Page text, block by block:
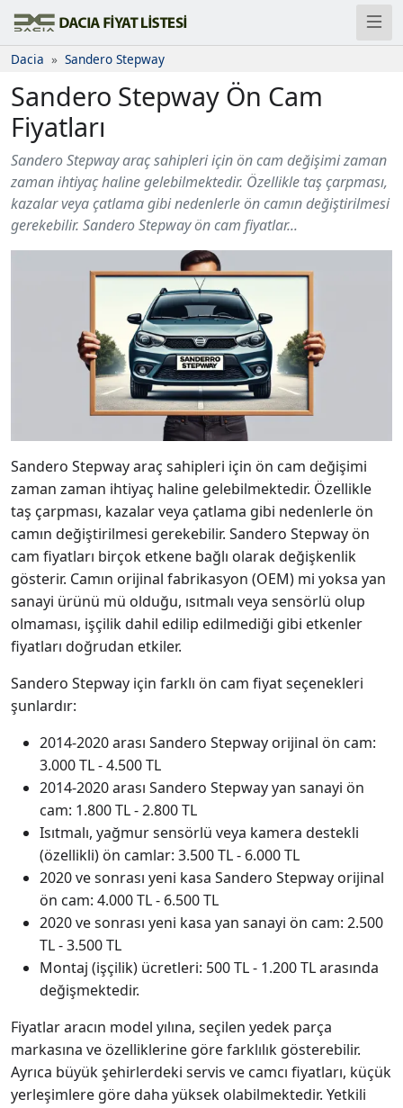
Dacia Sandero Stepway
Sandero Stepway Ön Cam
Fiyatları
Sandero Stepway araç sahipleri için ön cam değişimi zaman
zaman ihtiyaç haline gelebilmektedir. Özellikle taş çarpması,
kazalar veya çatlama gibi nedenlerle ön camın değiştirilmesi
gerekebilir. Sandero Stepway ön cam fiyatlar...
Sandero Stepway araç sahipleri için ön cam değişimi
zaman zaman ihtiyaç haline gelebilmektedir. Özellikle
taş çarpması, kazalar veya çatlama gibi nedenlerle ön
camın değiştirilmesi gerekebilir. Sandero Stepway ön
cam fiyatları birçok etkene bağlı olarak değişkenlik
gösterir. Camın orijinal fabrikasyon (OEM) mi yoksa yan
sanayi ürünü mü olduğu, ısıtmalı veya sensörlü olup
olmaması, işçilik dahil edilip edilmediği gibi etkenler
fiyatları doğrudan etkiler.
Sandero Stepway için farklı ön cam fiyat seçenekleri
şunlardır:
2014-2020 arası Sandero Stepway orijinal ön cam:
3.000 TL - 4.500 TL
2014-2020 arası Sandero Stepway yan sanayi ön
cam: 1.800 TL - 2.800 TL
Isıtmalı, yağmur sensörlü veya kamera destekli
(özellikli) ön camlar: 3.500 TL - 6.000 TL
2020 ve sonrası yeni kasa Sandero Stepway orijinal
ön cam: 4.000 TL - 6.500 TL
2020 ve sonrası yeni kasa yan sanayi ön cam: 2.500
TL - 3.500 TL
Montaj (işçilik) ücretleri: 500 TL - 1.200 TL arasında
değişmektedir.
Fiyatlar aracın model yılına, seçilen yedek parça
markasına ve özelliklerine göre farklılık gösterebilir.
Ayrıca büyük şehirlerdeki servis ve camcı fiyatları, küçük
yerleşimlere göre daha yüksek olabilmektedir. Yetkili